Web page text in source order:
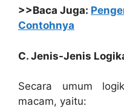
>>Baca Juga:
Contohnya
C. Jenis-Jenis
Secara umum
macam, yaitu: